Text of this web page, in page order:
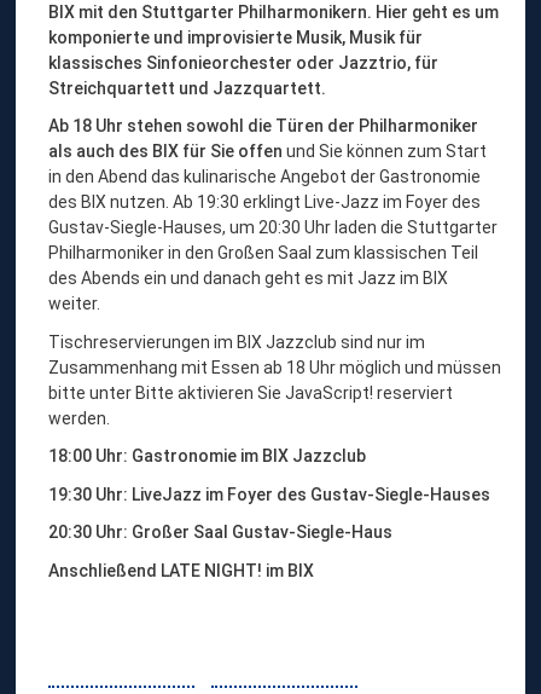
BIX mit den Stuttgarter Philharmonikern. Hier geht es um
komponierte und improvisierte Musik, Musik für
klassisches Sinfonieorchester oder Jazztrio, für
Streichquartett und Jazzquartett.
Ab 18 Uhr stehen sowohl die Türen der Philharmoniker
als auch des BIX für Sie offen und Sie können zum Start
in den Abend das kulinarische Angebot der Gastronomie
des BIX nutzen. Ab 19:30 erklingt Live-Jazz im Foyer des
Gustav-Siegle-Hauses, um 20:30 Uhr laden die Stuttgarter
Philharmoniker in den Großen Saal zum klassischen Teil
des Abends ein und danach geht es mit Jazz im BIX
weiter.
Tischreservierungen im BIX Jazzclub sind nur im
Zusammenhang mit Essen ab 18 Uhr möglich und müssen
bitte unterBitte aktivieren Sie JavaScript! reserviert
werden.
18:00 Uhr: Gastronomie im BIX Jazzclub
19:30 Uhr: LiveJazz im Foyer des Gustav-Siegle-Hauses
20:30 Uhr: Großer Saal Gustav-Siegle-Haus
Anschließend LATE NIGHT! im BIX